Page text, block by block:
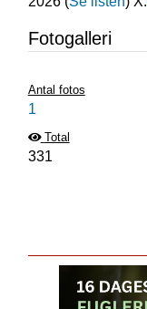
Fotogalleri
Antal fotos
1
Total
331